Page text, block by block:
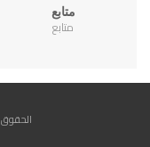
متابع
متابع
الحقوق